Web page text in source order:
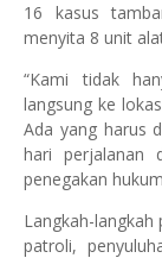
16 kasus
menyita 8 unit
“Kami tidak
langsung ke
Ada yang harus
hari perjalanan
penegakan
Langkah-langkah
patroli,